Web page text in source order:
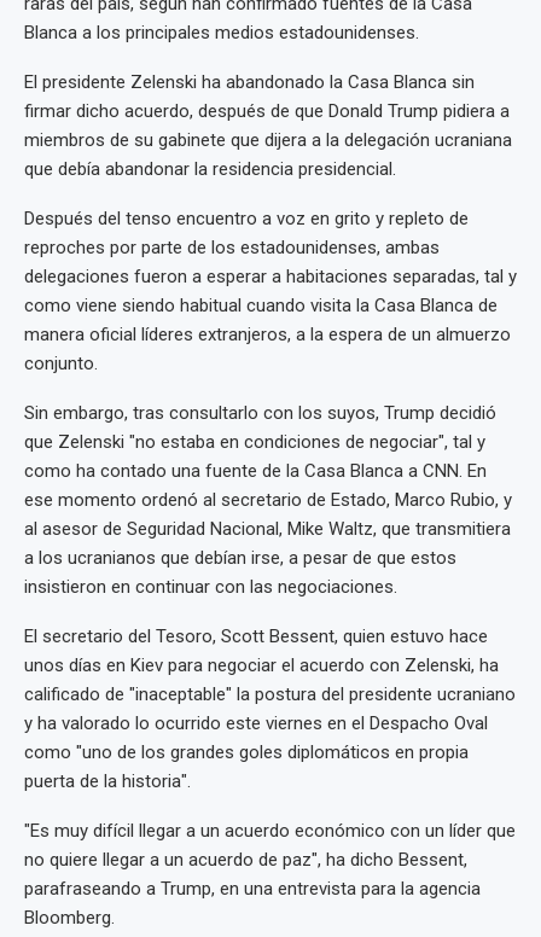
Blanca a los principales medios estadounidenses.
El presidente Zelenski ha abandonado la Casa Blanca sin
firmar dicho acuerdo, después de que Donald Trump pidiera a
miembros de su gabinete que dijera a la delegación ucraniana
que debía abandonar la residencia presidencial.
Después del tenso encuentro a voz en grito y repleto de
reproches por parte de los estadounidenses, ambas
delegaciones fueron a esperar a habitaciones separadas, tal y
como viene siendo habitual cuando visita la Casa Blanca de
manera oficial líderes extranjeros, a la espera de un almuerzo
conjunto.
Sin embargo, tras consultarlo con los suyos, Trump decidió
que Zelenski "no estaba en condiciones de negociar", tal y
como ha contado una fuente de la Casa Blanca a CNN. En
ese momento ordenó al secretario de Estado, Marco Rubio, y
al asesor de Seguridad Nacional, Mike Waltz, que transmitiera
a los ucranianos que debían irse, a pesar de que estos
insistieron en continuar con las negociaciones.
El secretario del Tesoro, Scott Bessent, quien estuvo hace
unos días en Kiev para negociar el acuerdo con Zelenski, ha
calificado de "inaceptable" la postura del presidente ucraniano
y ha valorado lo ocurrido este viernes en el Despacho Oval
como "uno de los grandes goles diplomáticos en propia
puerta de la historia".
"Es muy difícil llegar a un acuerdo económico con un líder que
no quiere llegar a un acuerdo de paz", ha dicho Bessent,
parafraseando a Trump, en una entrevista para la agencia
Bloomberg.